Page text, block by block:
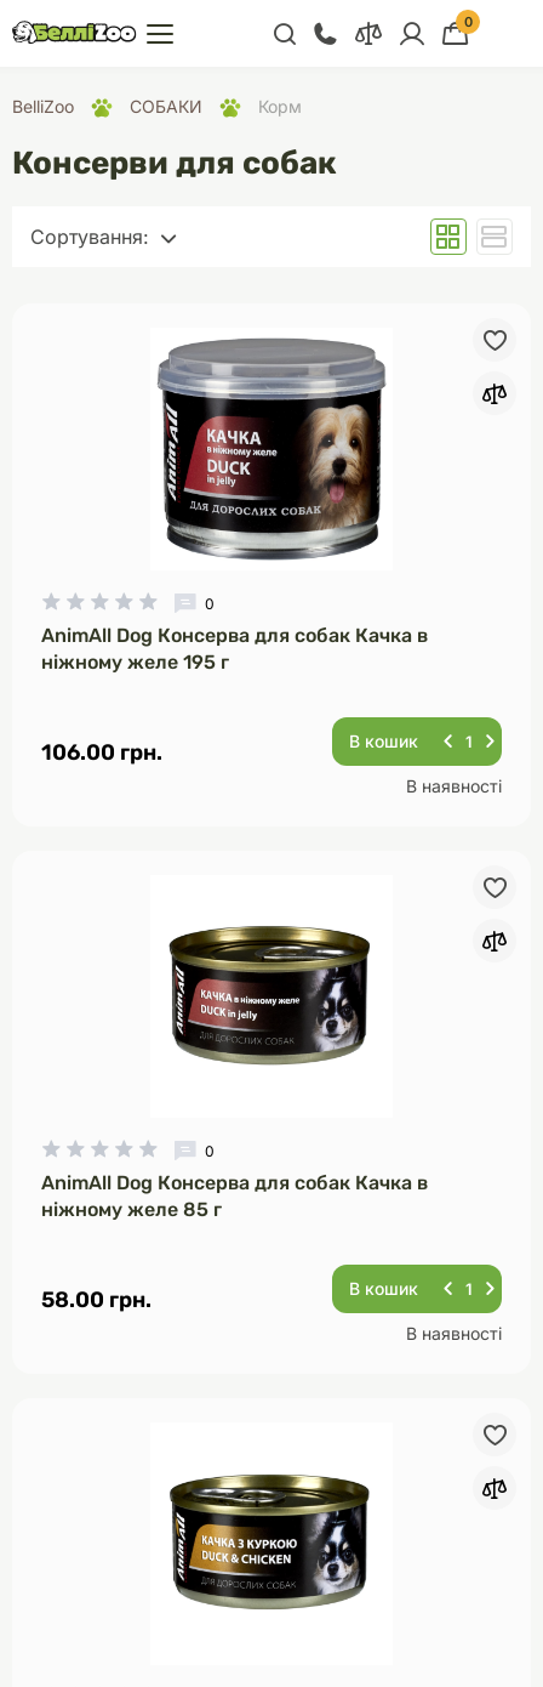
+38 (068) 300 91 91
+38 (093) 300 91 91
0
BelliZoo СОБАКИ Корм
Консерви для собак
Сортування:
Спочатку дорогі
За популярністю
0
AnimAll Dog Консерва для собак Качка в
ніжному желе 195 г
106.00 грн. В кошик
В наявності
0
AnimAll Dog Консерва для собак Качка в
ніжному желе 85 г
58.00 грн. В кошик
В наявності